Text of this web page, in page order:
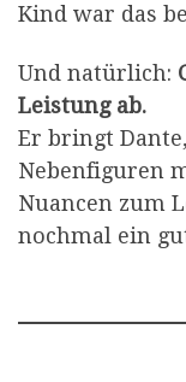
Kind war das
Und natürlich:
Leistung ab.
Er bringt
Nebenfiguren
Nuancen zum
nochmal ein